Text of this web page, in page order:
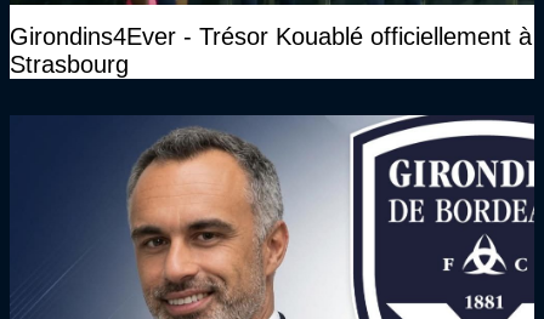
Girondins4Ever - Trésor Kouablé officiellement à
Strasbourg